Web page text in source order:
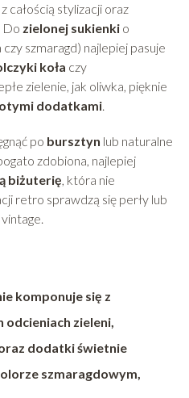
całością stylizacji oraz
Do zielonej sukienkio
szmaragd) najlepiej pasuje
koła czy
zielenie, jak oliwka, pięknie
dodatkami.
po bursztyn lub naturalne
zdobiona, najlepiej
biżuterię, która nie
retro sprawdzą się perły lub
komponuje się z
odcieniach zieleni,
dodatki świetnie
szmaragdowym,